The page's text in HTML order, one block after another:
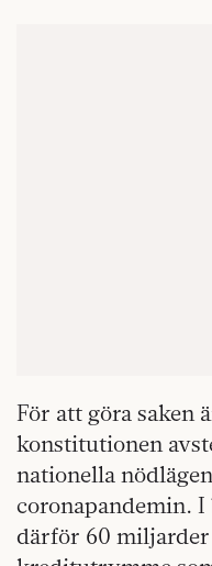
För att göra saken
konstitutionen
nationella
coronapandemin. I
därför 60